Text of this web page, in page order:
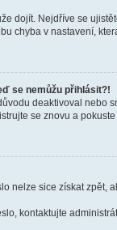
dojít. Nejdříve se
chyba v nastavení,
se nemůžu přihlásit?!
deaktivoval nebo
se znovu a
nelze sice získat zpět,
kontaktujte